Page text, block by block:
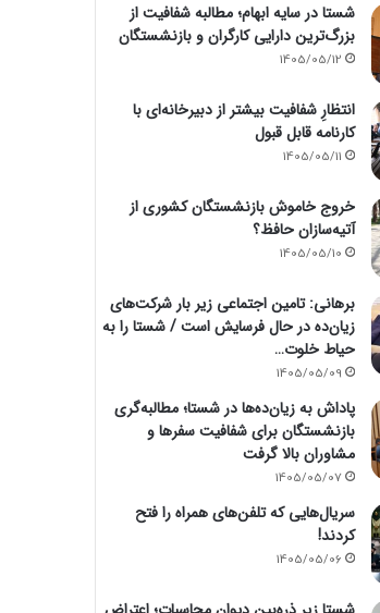
شستا در سایه ابهام؛ مطالبه شفافیت از
بزرگ‌ترین دارایی کارگران و بازنشستگان
1405/05/12
انتظارِ شفافیت بیشتر از دبیرخانه‌ای با
کارنامه قابل قبول
1405/05/11
خروج خاموش بازنشستگان کشوری از
آتیه‌سازان حافظ؟
1405/05/10
برهانی: تامین اجتماعی زیر بار شرکت‌های
زیان‌ده در حال فرسایش است / شستا را به
حیاط خلوت…
1405/05/09
پاداش به زیان‌ده‌ها در شستا؛ مطالبه‌گری
بازنشستگان برای شفافیت سفرها و
مشاوران بالا گرفت
1405/05/07
سریال‌هایی که تلفن‌های همراه را فتح
کردند!
1405/05/06